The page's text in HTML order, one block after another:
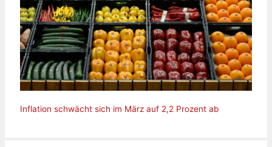
Inflation schwächt sich im März auf 2,2 Prozent ab